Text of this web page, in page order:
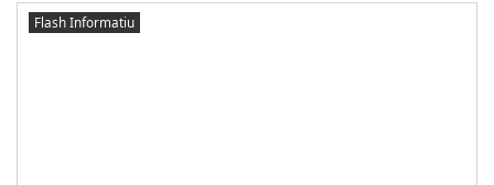
Flash Informatiu